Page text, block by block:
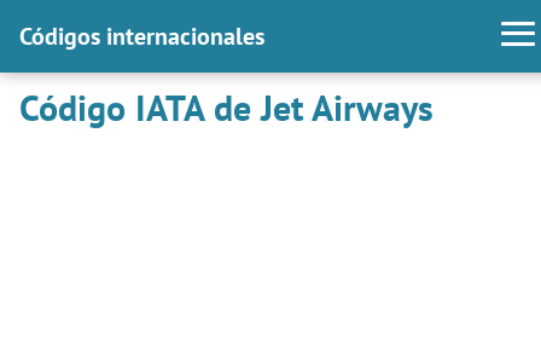
Códigos internacionales
Código IATA de Jet Airways